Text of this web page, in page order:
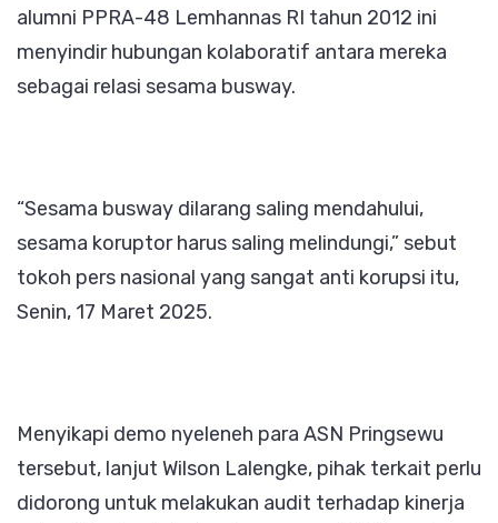
alumni PPRA-48 Lemhannas RI tahun 2012 ini
menyindir hubungan kolaboratif antara mereka
sebagai relasi sesama busway.
“Sesama busway dilarang saling mendahului,
sesama koruptor harus saling melindungi,” sebut
tokoh pers nasional yang sangat anti korupsi itu,
Senin, 17 Maret 2025.
Menyikapi demo nyeleneh para ASN Pringsewu
tersebut, lanjut Wilson Lalengke, pihak terkait perlu
didorong untuk melakukan audit terhadap kinerja